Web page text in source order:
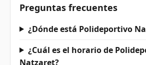
Preguntas frecuentes
¿Dónde está Polideportivo
¿Cuál es el horario de
Natzaret?